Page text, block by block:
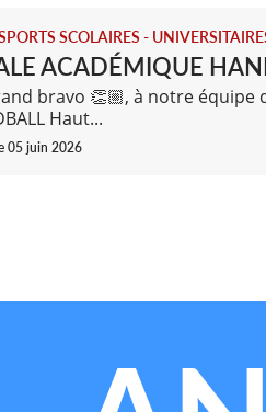
SCOLAIRES -
ACADÉMIQUE
bravo 👏🏼, à notre
Haut...
05 juin 2026